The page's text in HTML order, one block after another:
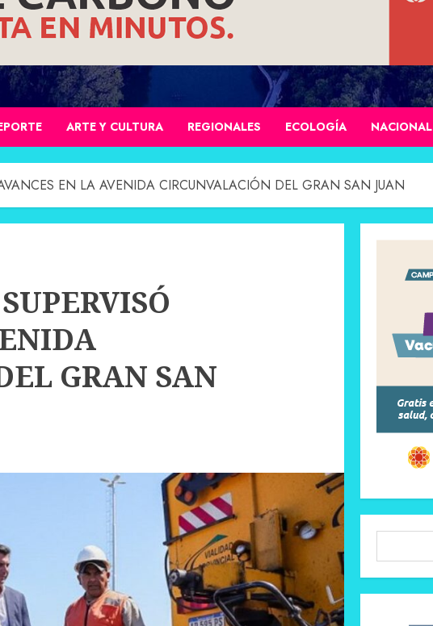
ARTE Y CULTURA REGIONALES ECOLOGÍA NACIONAL
EN LA AVENIDA CIRCUNVALACIÓN DEL GRAN SAN JUAN
GRAN SAN